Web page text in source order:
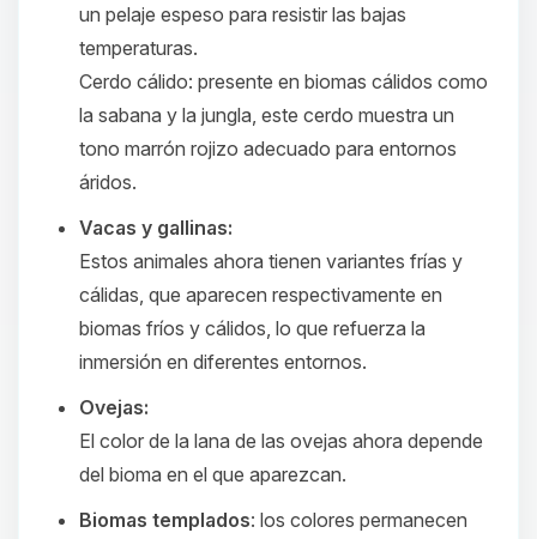
un pelaje espeso para resistir las bajas
temperaturas.​
Cerdo cálido: presente en biomas cálidos como
la sabana y la jungla, este cerdo muestra un
tono marrón rojizo adecuado para entornos
áridos.​
Vacas y gallinas:
Estos animales ahora tienen variantes frías y
cálidas, que aparecen respectivamente en
biomas fríos y cálidos, lo que refuerza la
inmersión en diferentes entornos.​
Ovejas:
El color de la lana de las ovejas ahora depende
del bioma en el que aparezcan.
Biomas templados: los colores permanecen